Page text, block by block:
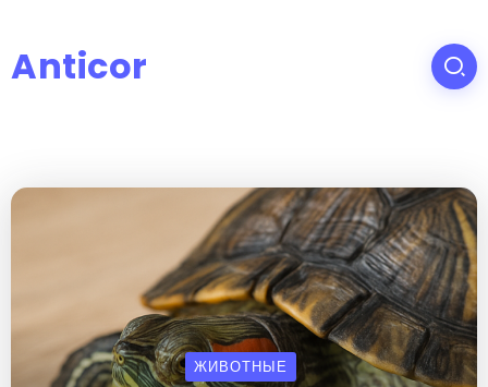
Anticor
ЖИВОТНЫЕ